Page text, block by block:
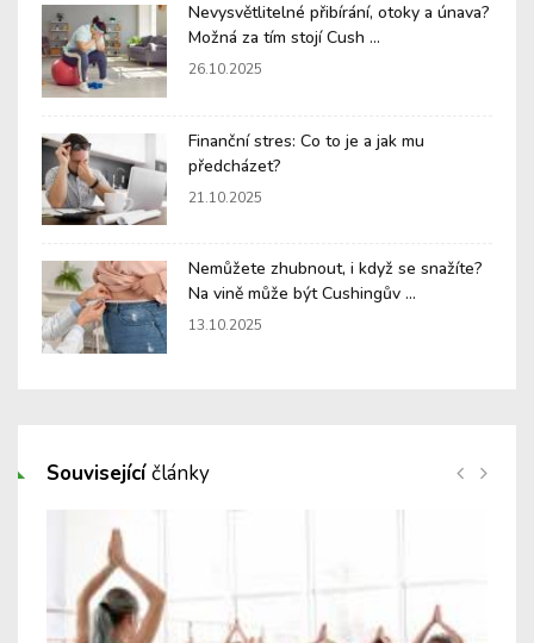
Nevysvětlitelné přibírání, otoky a únava?
Možná za tím stojí Cush ...
26.10.2025
Finanční stres: Co to je a jak mu
předcházet?
21.10.2025
Nemůžete zhubnout, i když se snažíte?
Na vině může být Cushingův ...
13.10.2025
Souvisejícíčlánky